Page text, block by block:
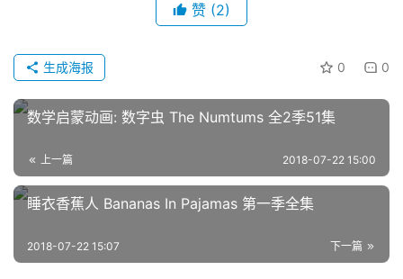
页
文
资
源
赞 (2)
0 0
生成海报
数学启蒙动画: 数字虫 The Numtums 全2季51集
上一篇 2018-07-22 15:00
睡衣香蕉人 Bananas In Pajamas 第一季全集
下一篇
2018-07-22 15:07